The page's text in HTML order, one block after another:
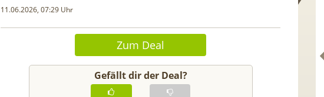
11.06.2026, 07:29 Uhr
Zum Deal
Gefällt dir der Deal?